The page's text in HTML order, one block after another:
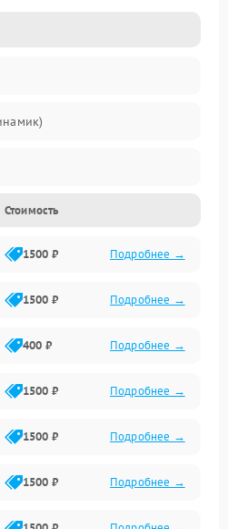
и аккумулятором
корпусом и другие
Стоимость
1500 ₽ Подробнее →
1500 ₽ Подробнее →
400 ₽ Подробнее →
1500 ₽ Подробнее →
1500 ₽ Подробнее →
1500 ₽ Подробнее →